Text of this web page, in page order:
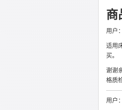
商
用户
适用
买。
谢谢
格质
用户